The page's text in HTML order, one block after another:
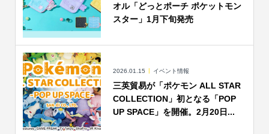
オル「どっとポーチ ポケットモン
スター」1月下旬発売
2026.01.15 イベント情報
三英貿易が「ポケモン ALL STAR
COLLECTION」初となる「POP
UP SPACE」を開催。2月20日...